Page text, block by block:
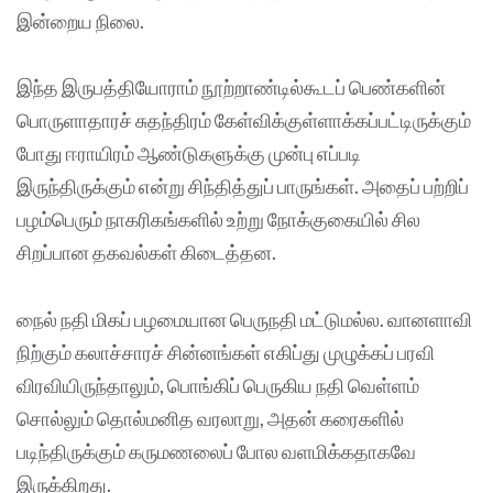
இன்றைய நிலை.
இந்த இருபத்தியோராம் நூற்றாண்டில்கூடப் பெண்களின்
பொருளாதாரச் சுதந்திரம் கேள்விக்குள்ளாக்கப்பட்டிருக்கும்
போது ஈராயிரம் ஆண்டுகளுக்கு முன்பு எப்படி
இருந்திருக்கும் என்று சிந்தித்துப் பாருங்கள். அதைப் பற்றிப்
பழம்பெரும் நாகரிகங்களில் உற்று நோக்குகையில் சில
சிறப்பான தகவல்கள் கிடைத்தன.
நைல் நதி மிகப் பழமையான பெருநதி மட்டுமல்ல. வானளாவி
நிற்கும் கலாச்சாரச் சின்னங்கள் எகிப்து முழுக்கப் பரவி
விரவியிருந்தாலும், பொங்கிப் பெருகிய நதி வெள்ளம்
சொல்லும் தொல்மனித வரலாறு, அதன் கரைகளில்
படிந்திருக்கும் கருமணலைப் போல வளமிக்கதாகவே
இருக்கிறது.